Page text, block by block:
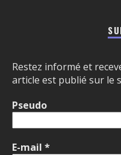
Restez informé et
article est publié sur le
Pseudo
E-mail *